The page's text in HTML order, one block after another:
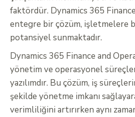
faktördür. Dynamics 365
entegre bir çözüm, işletmelere
potansiyel sunmaktadır.
Dynamics 365 Finance and
yönetim ve operasyonel
yazılımdır. Bu çözüm, iş
şekilde yönetme imkanı
verimliliğini artırırken aynı